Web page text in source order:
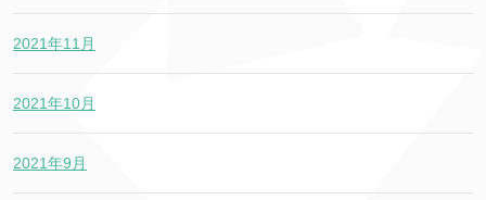
2021年11月
2021年10月
2021年9月